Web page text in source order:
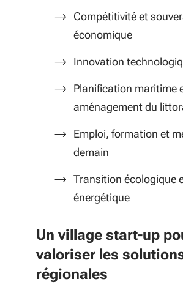
Compétitivité et
économique
Innovation
Planification maritime
aménagement du
Emploi, formation et
demain
Transition écologique
énergétique
Un village start-up
valoriser les
régionales